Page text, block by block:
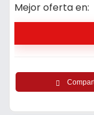
Mejor oferta en: